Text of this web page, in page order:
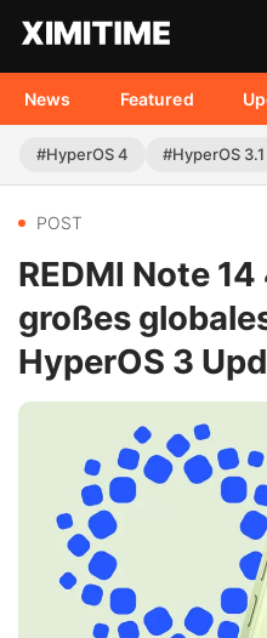
News Featured
#HyperOS 4 #HyperOS 3.1
POST
REDMI Note
großes
HyperOS 3